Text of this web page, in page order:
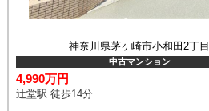
神奈川県茅ヶ崎市小和田2丁目
中古マンション
4,990万円
辻堂駅 徒歩14分